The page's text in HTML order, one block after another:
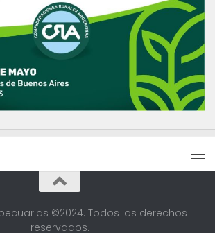
©2024. Todos los derechos
reservados.